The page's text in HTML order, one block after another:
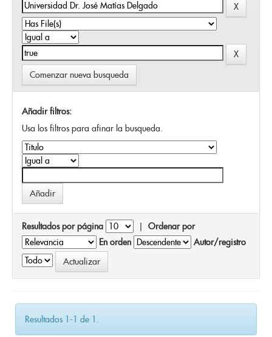
Comenzar nueva busqueda
Añadir filtros:
Usa los filtros para afinar la busqueda.
Resultados por página | Ordenar por
En orden
Autor/registro
Resultados 1-1 de 1.